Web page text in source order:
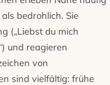
bedrohlich. Sie
(„Liebst du mich
und reagieren
von
sind vielfältig: frühe